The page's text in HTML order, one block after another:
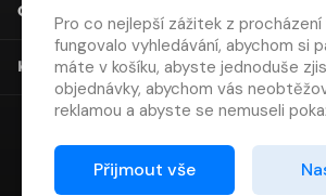
O SPOLEČNOSTI
KONTAKT
Pro co nejlepší zážitek z
fungovalo vyhledávání, abychom si
máte v košíku, abyste jednoduše
objednávky, abychom vás
reklamou a abyste se nemuseli
Proto od vás potřebujeme souhlas
zpracováním souborů cookies
Přijmout vše